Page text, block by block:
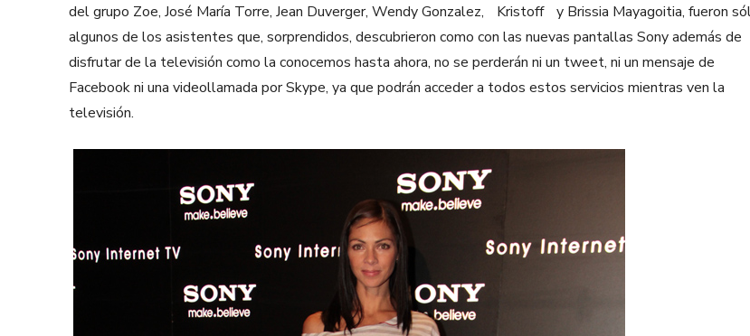
del grupo Zoe, José María Torre, Jean Duverger, Wendy Gonzalez, Kristoff y Brissia Mayagoitia, fueron
algunos de los asistentes que, sorprendidos, descubrieron como con las nuevas pantallas Sony además de
disfrutar de la televisión como la conocemos hasta ahora, no se perderán ni un tweet, ni un mensaje de
Facebook ni una videollamada por Skype, ya que podrán acceder a todos estos servicios mientras ven la
televisión.